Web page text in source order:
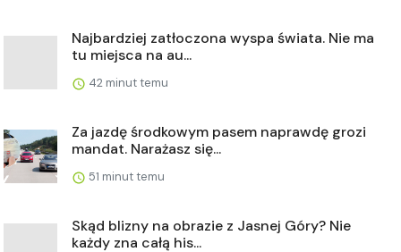
Najbardziej zatłoczona wyspa świata. Nie ma
tu miejsca na au...
42 minut temu
Za jazdę środkowym pasem naprawdę grozi
mandat. Narażasz się...
51 minut temu
Skąd blizny na obrazie z Jasnej Góry? Nie
każdy zna całą his...